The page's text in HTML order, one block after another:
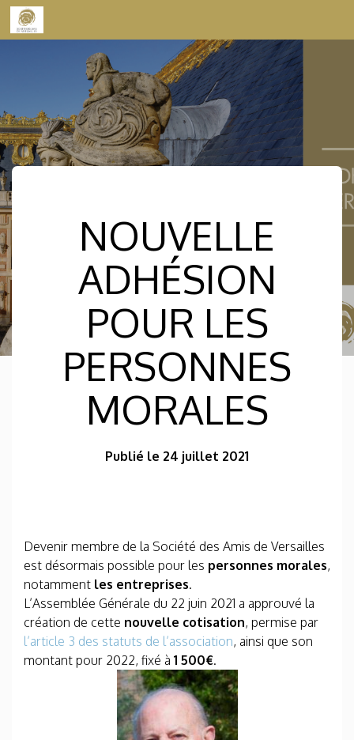
Skip to content
NOUVELLE
ADHÉSION
POUR LES
PERSONNES
MORALES
Publié le 24 juillet 2021
Devenir membre de la Société des Amis de Versailles
est désormais possible pour les personnes morales,
notamment les entreprises.
L’Assemblée Générale du 22 juin 2021 a approuvé la
création de cette nouvelle cotisation, permise par
l’article 3 des statuts de l’association, ainsi que son
montant pour 2022, fixé à 1 500€.